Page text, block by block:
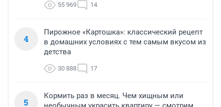
55 969 14
4
Пирожное «Картошка»: классический рецепт
в домашних условиях с тем самым вкусом из
детства
30 888 17
5
Кормить раз в месяц. Чем хищным или